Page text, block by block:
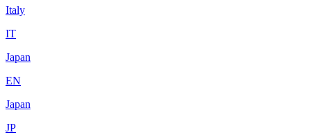
Italy
IT
Japan
EN
Japan
JP